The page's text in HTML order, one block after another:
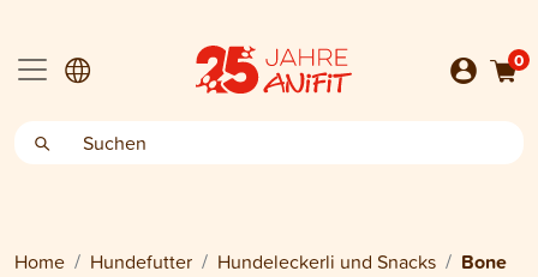
0
Home Hundefutter Hundeleckerli und Snacks Bone